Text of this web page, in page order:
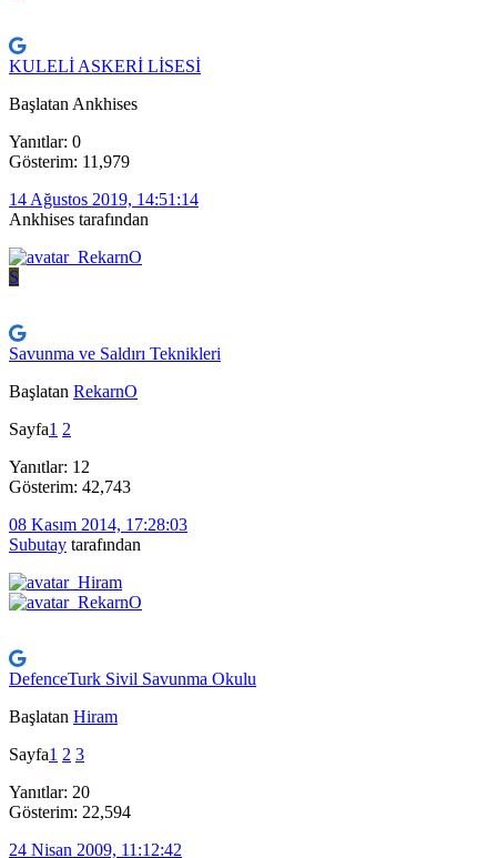
KULELİ ASKERİ LİSESİ
Başlatan Ankhises
Yanıtlar: 0
Gösterim: 11,979
14 Ağustos 2019, 14:51:14
Ankhises tarafından
S
Savunma ve Saldırı Teknikleri
Başlatan RekarnO
Sayfa1 2
Yanıtlar: 12
Gösterim: 42,743
08 Kasım 2014, 17:28:03
Subutay tarafından
DefenceTurk Sivil Savunma Okulu
Başlatan Hiram
Sayfa1 2 3
Yanıtlar: 20
Gösterim: 22,594
24 Nisan 2009, 11:12:42